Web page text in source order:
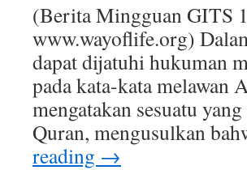
(Berita Mingguan GITS
www.wayoflife.org)
dapat dijatuhi hukuman
pada kata-kata melawan
mengatakan sesuatu
Quran, mengusulkan
reading →